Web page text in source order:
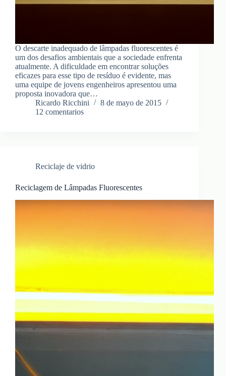
O descarte inadequado de lâmpadas fluorescentes é
um dos desafios ambientais que a sociedade enfrenta
atualmente. A dificuldade em encontrar soluções
eficazes para esse tipo de resíduo é evidente, mas
uma equipe de jovens engenheiros apresentou uma
proposta inovadora que…
Ricardo Ricchini
8 de mayo de 2015
12 comentarios
Reciclaje de vidrio
Reciclagem de Lâmpadas Fluorescentes